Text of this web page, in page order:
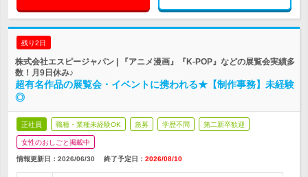
残り2日
株式会社エスピージャパン | 『アニメ漫画』『K-POP』などの展覧会実績多
数！月9日休み♪
超有名作品の展覧会・イベントに携われる★【制作事務】未経験
◎
正社員 職種・業種未経験OK 急募 学歴不問 第二新卒歓迎
女性のおしごと掲載中
情報更新日：2026/06/30 終了予定日： 2026/08/10